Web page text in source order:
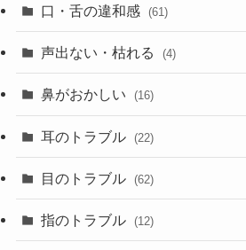
口・舌の違和感 (61)
声出ない・枯れる (4)
鼻がおかしい (16)
耳のトラブル (22)
目のトラブル (62)
指のトラブル (12)